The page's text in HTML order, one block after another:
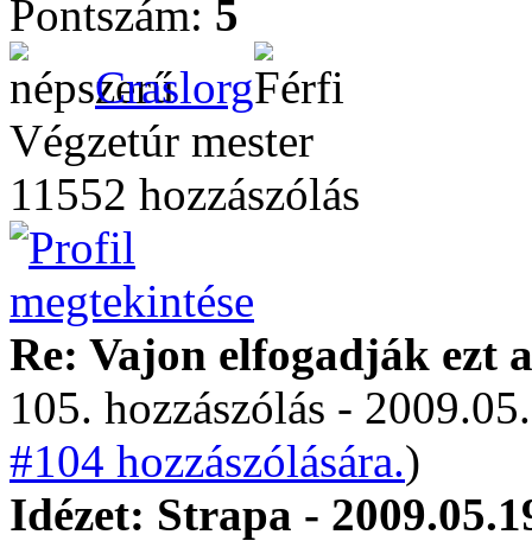
Pontszám: 5
Craslorg
Végzetúr mester
11552 hozzászólás
Re: Vajon elfogadják ezt
105. hozzászólás -
#104 hozzászólására.)
Idézet: Strapa -